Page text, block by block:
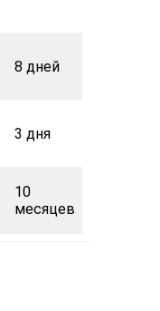
8 дней
3 дня
10
месяцев